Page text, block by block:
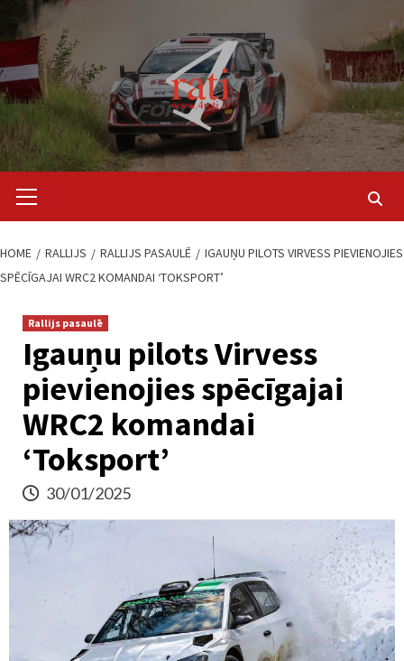
content
Menu
HOME RALLIJS RALLIJS PASAULĒ
IGAUŅU PILOTS VIRVESS PIEVIENOJIES
SPĒCĪGAJAI WRC2 KOMANDAI ‘TOKSPORT’
Rallijs pasaulē
Igauņu pilots Virvess
pievienojies spēcīgajai
WRC2 komandai
‘Toksport’
30/01/2025